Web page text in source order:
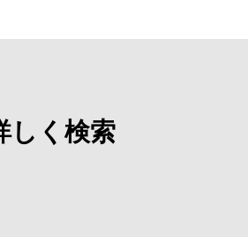
しく検索